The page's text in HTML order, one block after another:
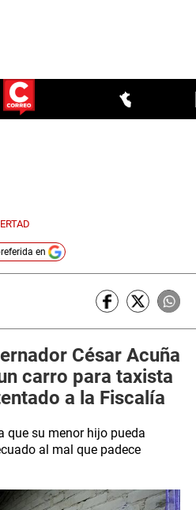
en
César Acuña
carro para taxista
a la Fiscalía
que su menor hijo pueda
al mal que padece